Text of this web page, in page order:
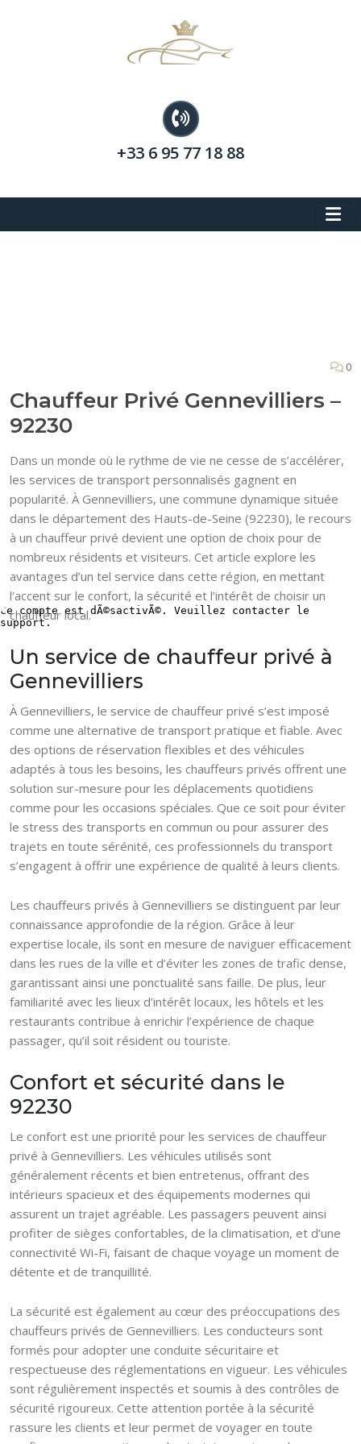
+33 6 95 77 18 88
0
Chauffeur Privé Gennevilliers –
92230
Dans un monde où le rythme de vie ne cesse de s’accélérer,
les services de transport personnalisés gagnent en
popularité. À Gennevilliers, une commune dynamique située
dans le département des Hauts-de-Seine (92230), le recours
à un chauffeur privé devient une option de choix pour de
nombreux résidents et visiteurs. Cet article explore les
avantages d’un tel service dans cette région, en mettant
l’accent sur le confort, la sécurité et l’intérêt de choisir un
chauffeur local.
Un service de chauffeur privé à
Gennevilliers
À Gennevilliers, le service de chauffeur privé s’est imposé
comme une alternative de transport pratique et fiable. Avec
des options de réservation flexibles et des véhicules
adaptés à tous les besoins, les chauffeurs privés offrent une
solution sur-mesure pour les déplacements quotidiens
comme pour les occasions spéciales. Que ce soit pour éviter
le stress des transports en commun ou pour assurer des
trajets en toute sérénité, ces professionnels du transport
s’engagent à offrir une expérience de qualité à leurs clients.
Les chauffeurs privés à Gennevilliers se distinguent par leur
connaissance approfondie de la région. Grâce à leur
expertise locale, ils sont en mesure de naviguer efficacement
dans les rues de la ville et d’éviter les zones de trafic dense,
garantissant ainsi une ponctualité sans faille. De plus, leur
familiarité avec les lieux d’intérêt locaux, les hôtels et les
restaurants contribue à enrichir l’expérience de chaque
passager, qu’il soit résident ou touriste.
Confort et sécurité dans le
92230
Le confort est une priorité pour les services de chauffeur
privé à Gennevilliers. Les véhicules utilisés sont
généralement récents et bien entretenus, offrant des
intérieurs spacieux et des équipements modernes qui
assurent un trajet agréable. Les passagers peuvent ainsi
profiter de sièges confortables, de la climatisation, et d’une
connectivité Wi-Fi, faisant de chaque voyage un moment de
détente et de tranquillité.
La sécurité est également au cœur des préoccupations des
chauffeurs privés de Gennevilliers. Les conducteurs sont
formés pour adopter une conduite sécuritaire et
respectueuse des réglementations en vigueur. Les véhicules
sont régulièrement inspectés et soumis à des contrôles de
sécurité rigoureux. Cette attention portée à la sécurité
rassure les clients et leur permet de voyager en toute